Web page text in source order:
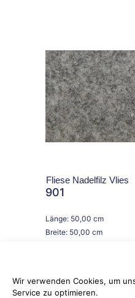
Wir verwenden Cookies, um
Service zu optimieren.
901
Länge: 50,00 cm
Breite: 50,00 cm
Fliese Nadelfilz Vlies